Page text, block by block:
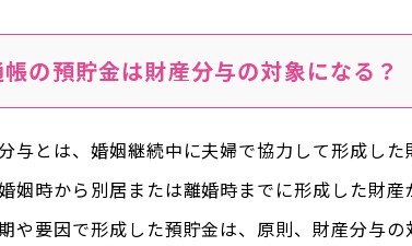
の預貯金は財産分与の対象になる？
与とは、婚姻継続中に夫婦で協力して形成し
姻時から別居または離婚時までに形成した財
や要因で形成した預貯金は、原則、財産分与